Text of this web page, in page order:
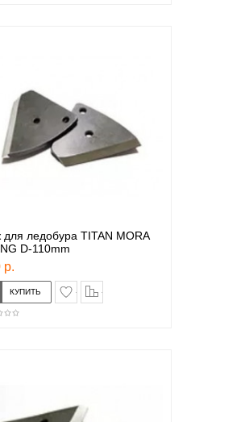
ледобура TITAN MORA
D-110mm
р.
в закладки